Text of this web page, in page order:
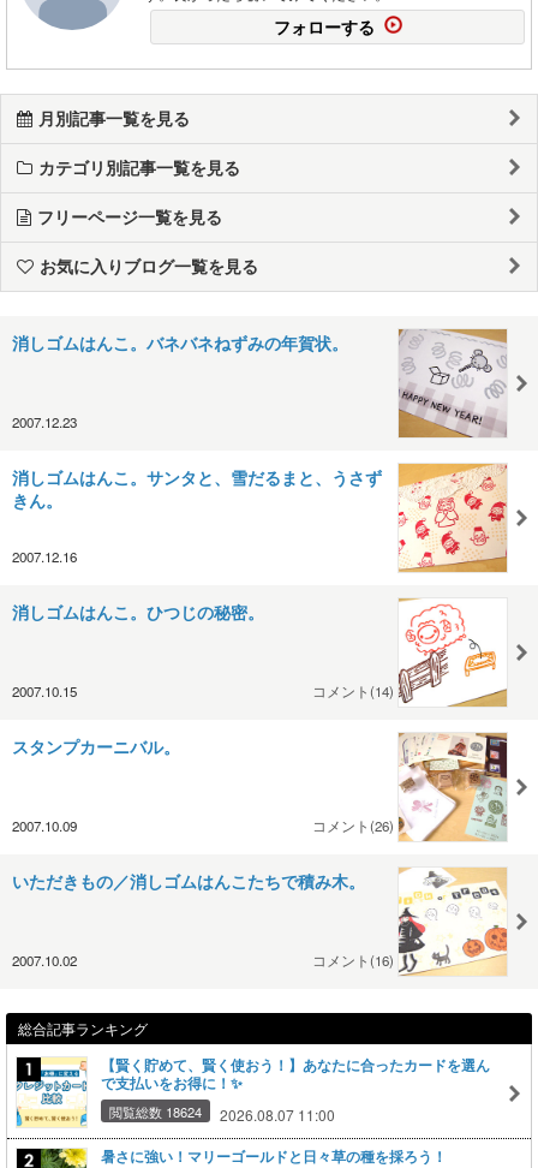
フォローする
月別記事一覧を見る
カテゴリ別記事一覧を見る
フリーページ一覧を見る
お気に入りブログ一覧を見る
消しゴムはんこ。バネバネねずみの年賀状。
2007.12.23
消しゴムはんこ。サンタと、雪だるまと、うさず
きん。
2007.12.16
消しゴムはんこ。ひつじの秘密。
2007.10.15 コメント(14)
スタンプカーニバル。
2007.10.09 コメント(26)
いただきもの／消しゴムはんこたちで積み木。
2007.10.02 コメント(16)
総合記事ランキング
【賢く貯めて、賢く使おう！】あなたに合ったカードを選ん
で支払いをお得に！✨
閲覧総数 18624 2026.08.07 11:00
暑さに強い！マリーゴールドと日々草の種を採ろう！